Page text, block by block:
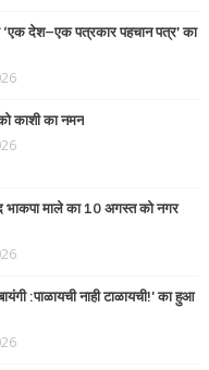
देश–एक पत्रकार पहचान पत्र’ का
काशी का नमन
भाकपा माले का 10 अगस्त को नगर
:पाळायची नाही टाळायची!' का हुआ